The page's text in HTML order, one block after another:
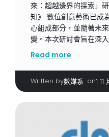
來：超越邊界的探索」
知》 數位創意藝術已成
心組成部分，並隨著未
變。本次研討會旨在深
Read more
Written by數媒系 on1